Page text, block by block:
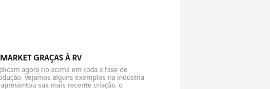
GRAÇAS À RV
agora rio acima em toda a fase de
Vejamos alguns exemplos na indústria
sua mais recente criação: o